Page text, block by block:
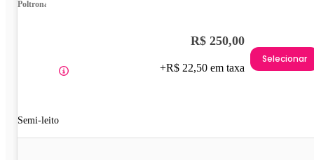
Poltrona
Semi-leito
R$ 250,00
+R$ 22,50 em taxa
Selecionar